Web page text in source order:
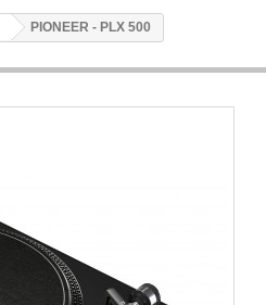
PIONEER - PLX 500